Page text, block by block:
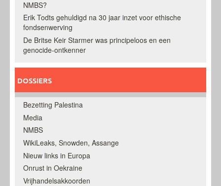
NMBS?
Erik Todts gehuldigd na 30 jaar inzet voor ethische
fondsenwerving
De Britse Keir Starmer was principeloos en een
genocide-ontkenner
DOSSIERS
Bezetting Palestina
Media
NMBS
WikiLeaks, Snowden, Assange
Nieuw links in Europa
Onrust in Oekraine
Vrijhandelsakkoorden